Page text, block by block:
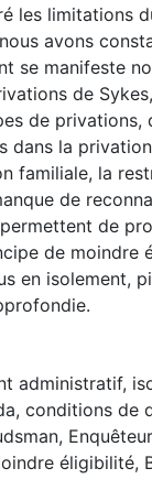
les limitations
avons
se manifeste
de
de privations,
dans la
familiale, la
de
de
de moindre
en isolement,
administratif,
, conditions de
,
éligibilité,